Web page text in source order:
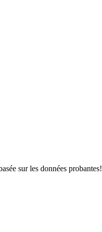
sur les données probantes!